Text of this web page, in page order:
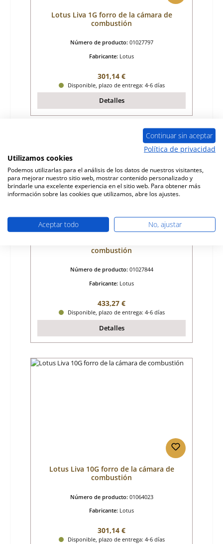
Lotus Liva 1G forro de la cámara de
combustión
Número de producto: 01027797
Fabricante: Lotus
Precio normal:
301,14 €
Disponible, plazo de entrega: 4-6 días
Detalles
combustión
Número de producto: 01027844
Fabricante: Lotus
Precio normal:
433,27 €
Disponible, plazo de entrega: 4-6 días
Detalles
Lotus Liva 10G forro de la cámara de
combustión
Número de producto: 01064023
Fabricante: Lotus
Precio normal:
301,14 €
Disponible, plazo de entrega: 4-6 días
Continuar sin aceptar
Política de privacidad
Utilizamos cookies
Podemos utilizarlas para el análisis de los datos de nuestros visitantes,
para mejorar nuestro sitio web, mostrar contenido personalizado y
brindarle una excelente experiencia en el sitio web. Para obtener más
información sobre las cookies que utilizamos, abre los ajustes.
Aceptar todo No, ajustar